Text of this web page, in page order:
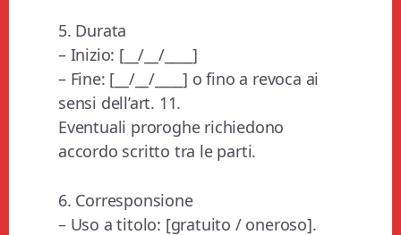
5. Durata
– Inizio: [__/__/____]
– Fine: [__/__/____] o fino a revoca ai
sensi dell’art. 11.
Eventuali proroghe richiedono
accordo scritto tra le parti.
6. Corresponsione
– Uso a titolo: [gratuito / oneroso].